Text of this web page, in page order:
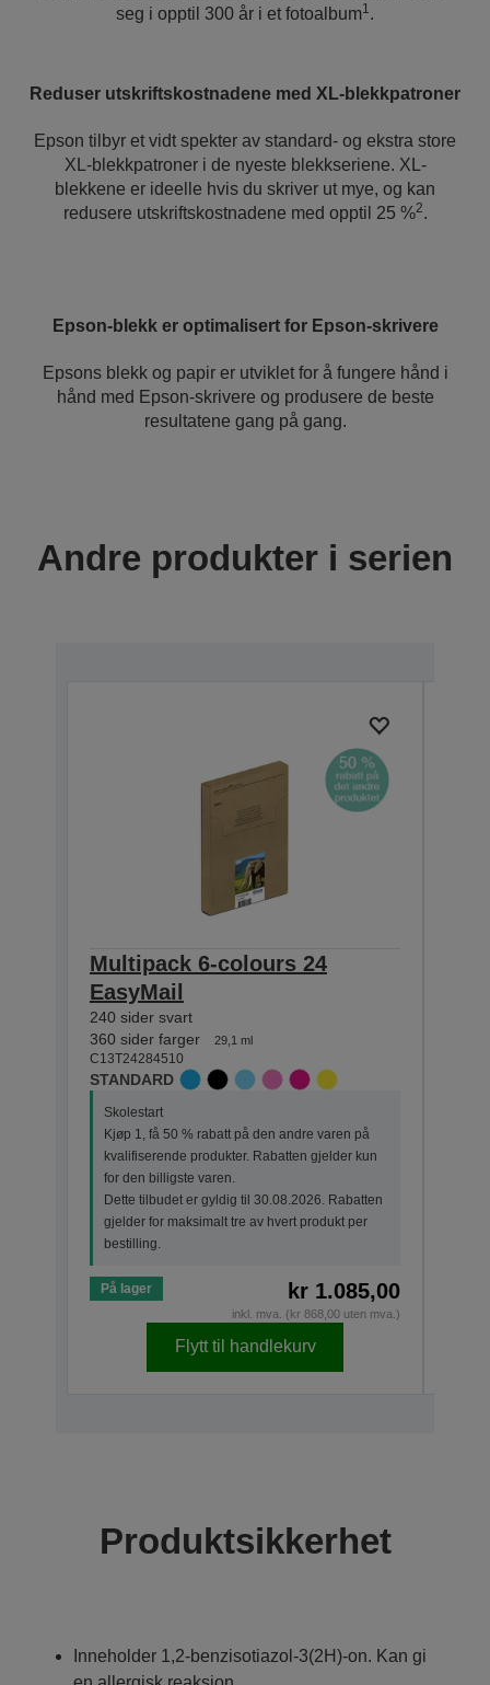
seg i opptil 300 år i et fotoalbum1.
Reduser utskriftskostnadene med XL-blekkpatroner
Epson tilbyr et vidt spekter av standard- og ekstra store
XL-blekkpatroner i de nyeste blekkseriene. XL-
blekkene er ideelle hvis du skriver ut mye, og kan
redusere utskriftskostnadene med opptil 25 %2.
Epson-blekk er optimalisert for Epson-skrivere
Epsons blekk og papir er utviklet for å fungere hånd i
hånd med Epson-skrivere og produsere de beste
resultatene gang på gang.
Andre produkter i serien
Multipack 6-colours 24
EasyMail
240 sider svart
360 sider farger
29,1 ml
C13T24284510
STANDARD
Skolestart
Kjøp 1, få 50 % rabatt på den andre varen på
kvalifiserende produkter. Rabatten gjelder kun
for den billigste varen.
Dette tilbudet er gyldig til 30.08.2026. Rabatten
gjelder for maksimalt tre av hvert produkt per
bestilling.
På lager kr 1.085,00
inkl. mva. (kr 868,00 uten mva.)
Flytt til handlekurv
Produktsikkerhet
Inneholder 1,2-benzisotiazol-3(2H)-on. Kan gi